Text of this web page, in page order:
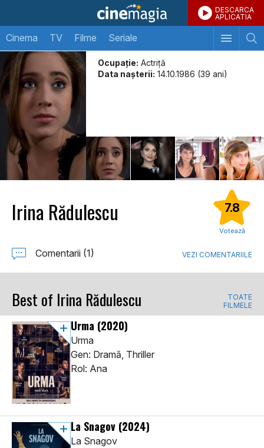
DESCARCA
APLICATIA
Cinema TV Filme Seriale
Ocupație: Actriță
Data naşterii: 14.10.1986 (39 ani)
Irina Rădulescu 7.8
Votează
Comentarii (1) VEZI COMENTARIILE
Best of Irina Rădulescu
TOATE
FILMELE
Urma (2020)
Urma
Gen: Dramă, Thriller
Rol: Ana
La Snagov (2024)
La Snagov